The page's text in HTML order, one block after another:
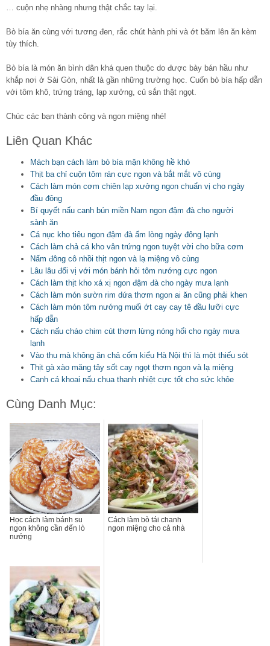
… cuộn nhẹ nhàng nhưng thật chắc tay lại.
Bò bía ăn cùng với tương đen, rắc chút hành phi và ớt băm lên ăn kèm
tùy thích.
Bò bía là món ăn bình dân khá quen thuộc do được bày bán hầu như
khắp nơi ở Sài Gòn, nhất là gần những trường học. Cuốn bò bía hấp dẫn
với tôm khô, trứng tráng, lạp xưởng, củ sắn thật ngọt.
Chúc các bạn thành công và ngon miệng nhé!
Liên Quan Khác
Mách bạn cách làm bò bía mặn không hề khó
Thịt ba chỉ cuộn tôm rán cực ngon và bắt mắt vô cùng
Cách làm món cơm chiên lạp xưởng ngon chuẩn vị cho ngày
đầu đông
Bí quyết nấu canh bún miền Nam ngon đậm đà cho người
sành ăn
Cá nục kho tiêu ngon đậm đà ấm lòng ngày đông lạnh
Cách làm chả cá kho vân trứng ngon tuyệt vời cho bữa cơm
Nấm đông cô nhồi thịt ngon và lạ miệng vô cùng
Lâu lâu đổi vị với món bánh hỏi tôm nướng cực ngon
Cách làm thịt kho xá xị ngon đậm đà cho ngày mưa lạnh
Cách làm món sườn rim dứa thơm ngon ai ăn cũng phải khen
Cách làm món tôm nướng muối ớt cay cay tê đầu lưỡi cực
hấp dẫn
Cách nấu cháo chim cút thơm lừng nóng hổi cho ngày mưa
lạnh
Vào thu mà không ăn chả cốm kiểu Hà Nội thì là một thiếu sót
Thịt gà xào măng tây sốt cay ngọt thơm ngon và lạ miệng
Canh cá khoai nấu chua thanh nhiệt cực tốt cho sức khỏe
Cùng Danh Mục:
Học cách làm bánh su
ngon không cần đến lò
nướng
Cách làm bò tái chanh
ngon miệng cho cả nhà